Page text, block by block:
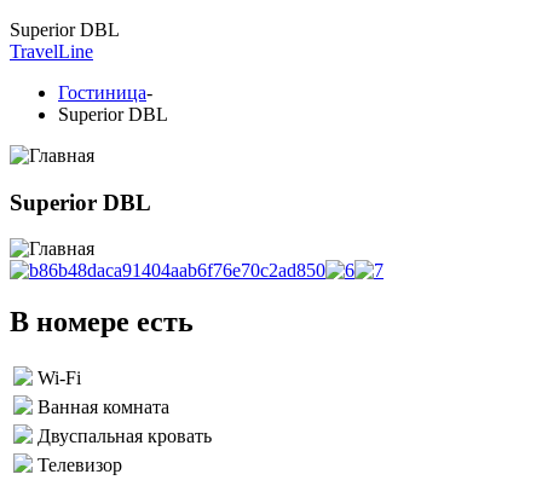
Superior DBL
TravelLine
Гостиница-
Superior DBL
Superior DBL
В номере есть
Wi-Fi
Ванная комната
Двуспальная кровать
Телевизор